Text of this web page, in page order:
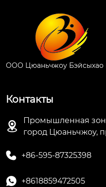
ООО Цюаньчжоу Бэйсыхао
Контакты

Промышленная
город Цюаньчжоу,
 +86-595-87325398
 +8618859472505